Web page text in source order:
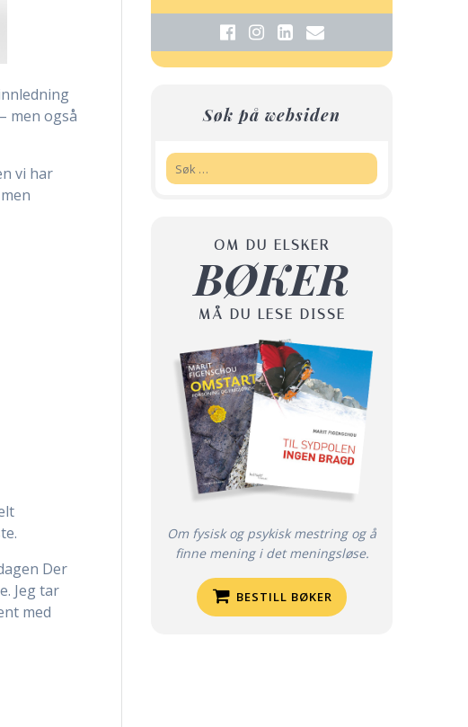
men også
vi har
Der
Jeg tar
med
Søk på websiden
OM DU ELSKER
BØKER
MÅ DU LESE DISSE
Om fysisk og psykisk mestring og å
finne mening i det meningsløse.
BESTILL BØKER